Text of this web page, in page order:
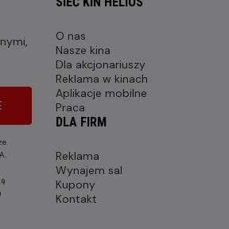
O nas
Nasze kina
Dla akcjonariuszy
Reklama w kinach
Aplikacje mobilne
Praca
DLA FIRM
Reklama
Wynajem sal
Kupony
Kontakt